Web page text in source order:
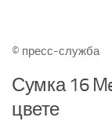
© пресс-служба
Сумка 16
цвете